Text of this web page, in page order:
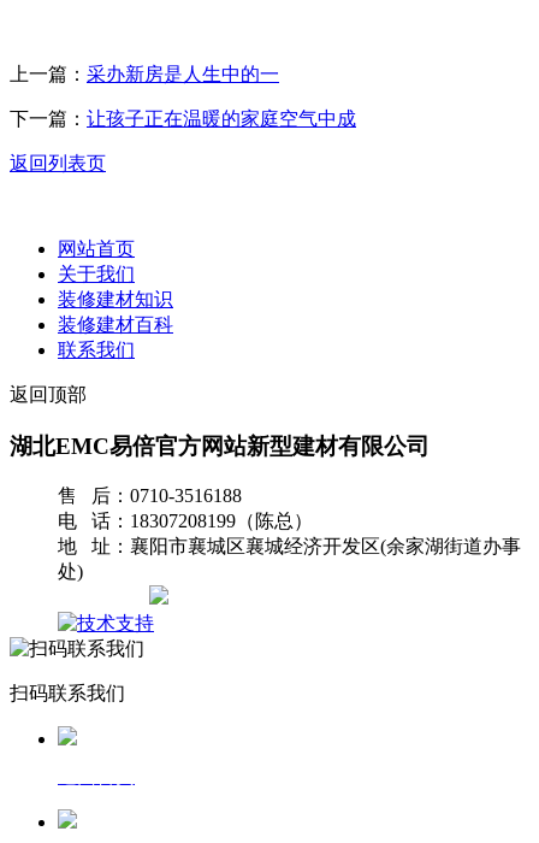
上一篇： 采办新房是人生中的一
下一篇： 让孩子正在温暖的家庭空气中成
返回列表页
网站首页
关于我们
装修建材知识
装修建材百科
联系我们
返回顶部
湖北EMC易倍官方网站新型建材有限公司
售 后：0710-3516188
电 话：18307208199（陈总）
地 址：襄阳市襄城区襄城经济开发区(余家湖街道办事
处)
扫码联系我们